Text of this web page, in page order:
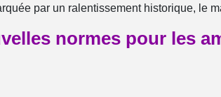
par un ralentissement historique, le
normes pour les